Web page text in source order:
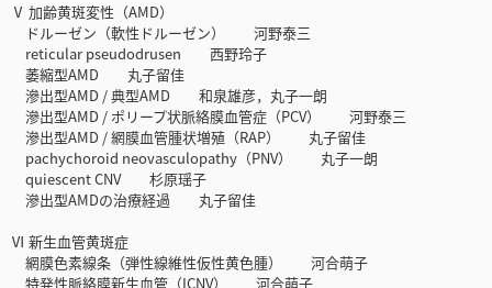
Ⅴ 加齢黄斑変性（AMD）
ドルーゼン（軟性ドルーゼン） 河野泰三
reticular pseudodrusen 西野玲子
萎縮型AMD 丸子留佳
滲出型AMD / 典型AMD 和泉雄彦，丸子一朗
滲出型AMD / ポリープ状脈絡膜血管症（PCV） 河野泰三
滲出型AMD / 網膜血管腫状増殖（RAP） 丸子留佳
pachychoroid neovasculopathy（PNV） 丸子一朗
quiescent CNV 杉原瑶子
滲出型AMDの治療経過 丸子留佳
Ⅵ 新生血管黄斑症
網膜色素線条（弾性線維性仮性黄色腫） 河合萌子
特発性脈絡膜新生血管（ICNV） 河合萌子